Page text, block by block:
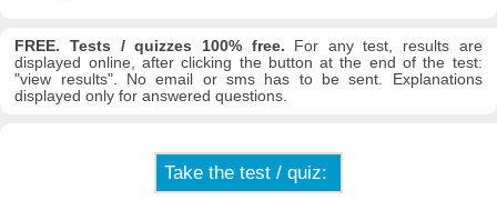
FREE. Tests / quizzes 100% free. For any test, results are
displayed online, after clicking the button at the end of the test:
"view results". No email or sms has to be sent. Explanations
displayed only for answered questions.